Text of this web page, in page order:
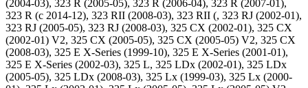
(2004-03), 323 R (2005-05), 323 R (2006-04), 323 R (2007-01),
323 R (c 2014-12), 323 RII (2008-03), 323 RII (, 323 RJ (2002-01),
323 RJ (2005-05), 323 RJ (2008-03), 325 CX (2002-01), 325 CX
(2002-01) V2, 325 CX (2005-05), 325 CX (2005-05) V2, 325 CX
(2008-03), 325 E X-Series (1999-10), 325 E X-Series (2001-01),
325 E X-Series (2002-03), 325 L, 325 LDx (2002-01), 325 LDx
(2005-05), 325 LDx (2008-03), 325 Lx (1999-03), 325 Lx (2000-